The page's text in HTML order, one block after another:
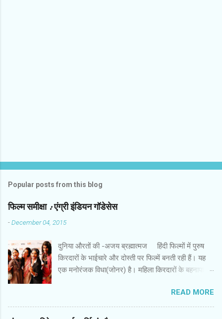
Popular posts from this blog
फिल्‍म समीक्षा : एंग्री इंडियन गॉडेसेस
-December 04, 2015
दुनिया औरतों की -अजय ब्रह्मात्‍मज हिंदी फिल्‍मों में पुरुष
किरदारों के भाईचारे और दोस्‍ती पर फिल्‍में बनती रही हैं। यह
एक मनोरंजक विधा(जोनर) है। महिला किरदारों के बहनापा
की फिल्‍म ‘ एंग्री इंडियन गॉडेसेस ’ एक अच्‍छी कोशिश है। इस
फिल्‍म में सात महिला किरदार हैं। उनकी पृष्‍ठभूमि अलग और
READ MORE